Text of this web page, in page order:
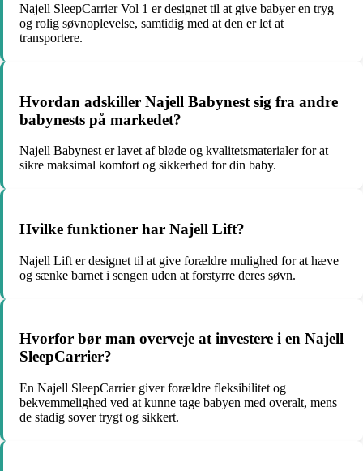
Najell SleepCarrier Vol 1 er designet til at give babyer en tryg
og rolig søvnoplevelse, samtidig med at den er let at
transportere.
Hvordan adskiller Najell Babynest sig fra andre
babynests på markedet?
Najell Babynest er lavet af bløde og kvalitetsmaterialer for at
sikre maksimal komfort og sikkerhed for din baby.
Hvilke funktioner har Najell Lift?
Najell Lift er designet til at give forældre mulighed for at hæve
og sænke barnet i sengen uden at forstyrre deres søvn.
Hvorfor bør man overveje at investere i en Najell
SleepCarrier?
En Najell SleepCarrier giver forældre fleksibilitet og
bekvemmelighed ved at kunne tage babyen med overalt, mens
de stadig sover trygt og sikkert.